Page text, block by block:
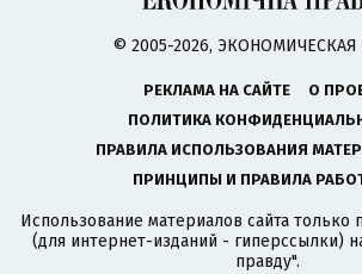
© 2005-2026,
РЕКЛАМА НА САЙТЕ
О
ПОЛИТИКА
ПРАВИЛА ИСПОЛЬЗОВАНИЯ
ПРИНЦИПЫ И ПРАВИЛА
Использование материалов сайта только
(для интернет-изданий - гиперссылки)
правду".